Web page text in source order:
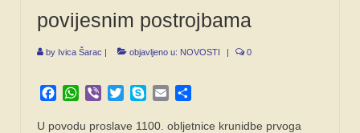
SPONZORI
FORUM
povijesnim postrojbama
by Ivica Šarac | objavljeno u: NOVOSTI | 0
Facebook
WhatsApp
Viber TwitterSkypeEmail
U povodu proslave 1100. obljetnice krunidbe prvoga